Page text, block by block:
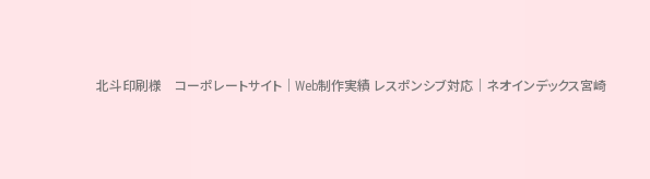
北斗印刷様 コーポレートサイト｜Web制作実績 レスポンシブ対応｜ネオインデックス宮崎